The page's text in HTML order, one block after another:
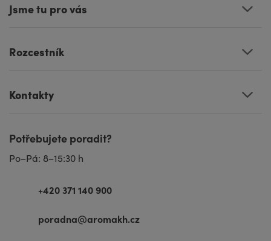
Jsme tu pro vás
Rozcestník
Kontakty
Potřebujete poradit?
Po–Pá: 8–15:30 h
+420 371 140 900
poradna@aromakh.cz